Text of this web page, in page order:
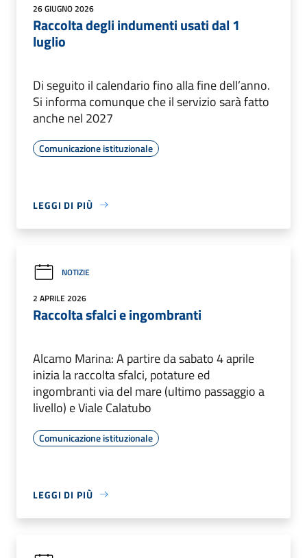
26 GIUGNO 2026
Raccolta degli indumenti usati dal 1
luglio
Di seguito il calendario fino alla fine dell’anno.
Si informa comunque che il servizio sarà fatto
anche nel 2027
Comunicazione istituzionale
LEGGI DI PIÙ
NOTIZIE
2 APRILE 2026
Raccolta sfalci e ingombranti
Alcamo Marina: A partire da sabato 4 aprile
inizia la raccolta sfalci, potature ed
ingombranti via del mare (ultimo passaggio a
livello) e Viale Calatubo
Comunicazione istituzionale
LEGGI DI PIÙ